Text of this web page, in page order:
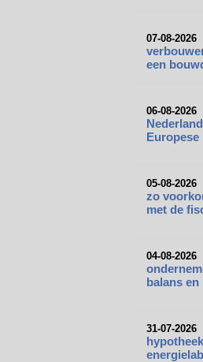
07-08-2026
een
06-08-2026
Europese
05-08-2026
zo
met de
04-08-2026
balans en
31-07-2026